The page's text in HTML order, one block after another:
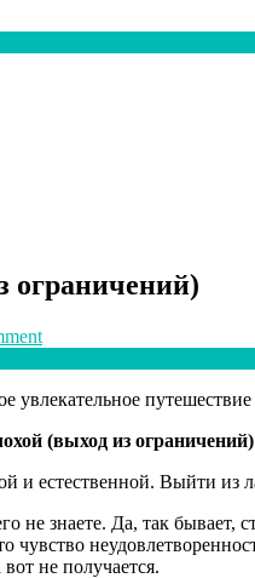
ограничений)
(выход из ограничений)
и естественной. Выйти из
не знаете. Да, так
чувство
не получается.